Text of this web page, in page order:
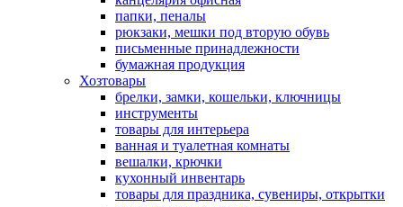
папки, пеналы
рюкзаки, мешки под вторую обувь
письменные принадлежности
бумажная продукция
Хозтовары
брелки, замки, кошельки, ключницы
инструменты
товары для интерьера
ванная и туалетная комнаты
вешалки, крючки
кухонный инвентарь
товары для праздника, сувениры, открытки